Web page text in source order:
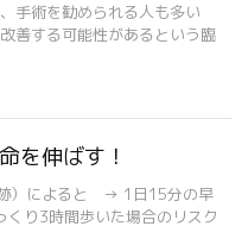
手術を勧められる人も多い
善する可能性があるという臨
を伸ばす！
跡）によると → 1日15分の早
り3時間歩いた場合のリスク